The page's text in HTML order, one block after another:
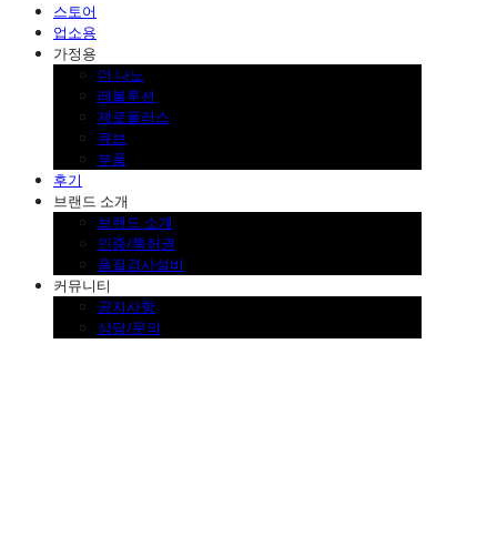
스토어
업소용
가정용
더 나노
레볼루션
제로플러스
큐브
부품
후기
브랜드 소개
브랜드 소개
인증/특허권
품질검사설비
커뮤니티
공지사항
상담/문의